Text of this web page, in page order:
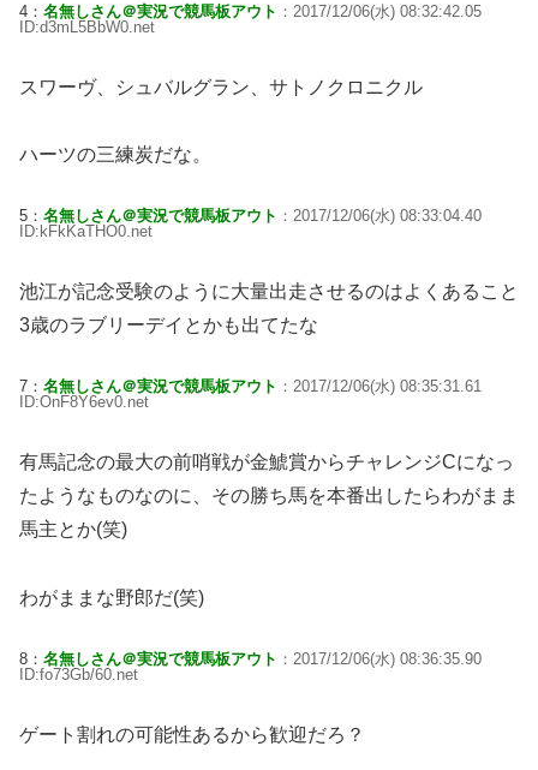
4： 名無しさん＠実況で競馬板アウト ：2017/12/06(水) 08:32:42.05
ID:d3mL5BbW0.net
スワーヴ、シュバルグラン、サトノクロニクル
ハーツの三練炭だな。
5： 名無しさん＠実況で競馬板アウト ：2017/12/06(水) 08:33:04.40
ID:kFkKaTHO0.net
池江が記念受験のように大量出走させるのはよくあること
3歳のラブリーデイとかも出てたな
7： 名無しさん＠実況で競馬板アウト ：2017/12/06(水) 08:35:31.61
ID:OnF8Y6ev0.net
有馬記念の最大の前哨戦が金鯱賞からチャレンジCになっ
たようなものなのに、その勝ち馬を本番出したらわがまま
馬主とか(笑)
わがままな野郎だ(笑)
8： 名無しさん＠実況で競馬板アウト ：2017/12/06(水) 08:36:35.90
ID:fo73Gb/60.net
ゲート割れの可能性あるから歓迎だろ？